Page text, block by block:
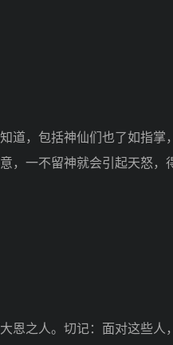
，包括神仙们也了如指掌
一不留神就会引起天怒，
之人。切记：面对这些人